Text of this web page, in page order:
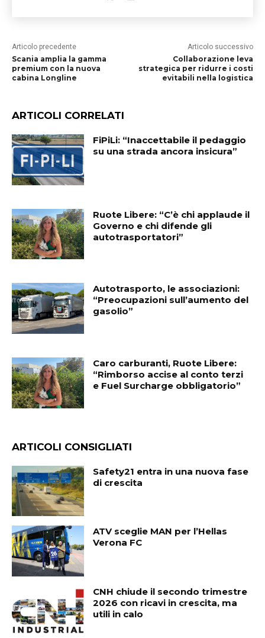
Articolo precedente
Scania amplia la gamma
premium con la nuova
cabina Longline
Articolo successivo
Collaborazione leva
strategica per ridurre i costi
evitabili nella logistica
ARTICOLI CORRELATI
FiPiLi: “Inaccettabile il pedaggio
su una strada ancora insicura”
Ruote Libere: “C’è chi applaude il
Governo e chi difende gli
autotrasportatori”
Autotrasporto, le associazioni:
“Preocupazioni sull’aumento del
gasolio”
Caro carburanti, Ruote Libere:
“Rimborso accise al conto terzi
e Fuel Surcharge obbligatorio”
ARTICOLI CONSIGLIATI
Safety21 entra in una nuova fase
di crescita
ATV sceglie MAN per l’Hellas
Verona FC
CNH chiude il secondo trimestre
2026 con ricavi in crescita, ma
utili in calo